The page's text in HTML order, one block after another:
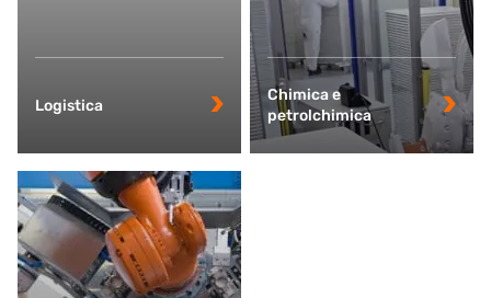
Logistica
Chimica e
petrolchimica